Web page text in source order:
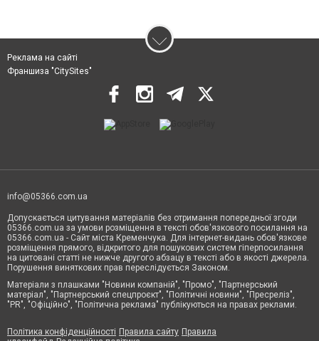
Реклама на сайті
Франшиза "CitySites"
info@05366.com.ua
Допускається цитування матеріалів без отримання попередньої згоди
05366.com.ua за умови розміщення в тексті обов'язкового посилання на
05366.com.ua - Сайт міста Кременчука. Для інтернет-видань обов'язкове
розміщення прямого, відкритого для пошукових систем гіперпосилання
на цитовані статті не нижче другого абзацу в тексті або в якості джерела.
Порушення виняткових прав переслідується Законом.
Матеріали з плашками "Новини компаній", "Промо", "Партнерський
матеріал", "Партнерський спецпроєкт", "Політичні новини", "Пресреліз",
"PR", "Офіційно", "Політична реклама" публікуються на правах реклами.
Політика конфіденційності Правила сайту Правила